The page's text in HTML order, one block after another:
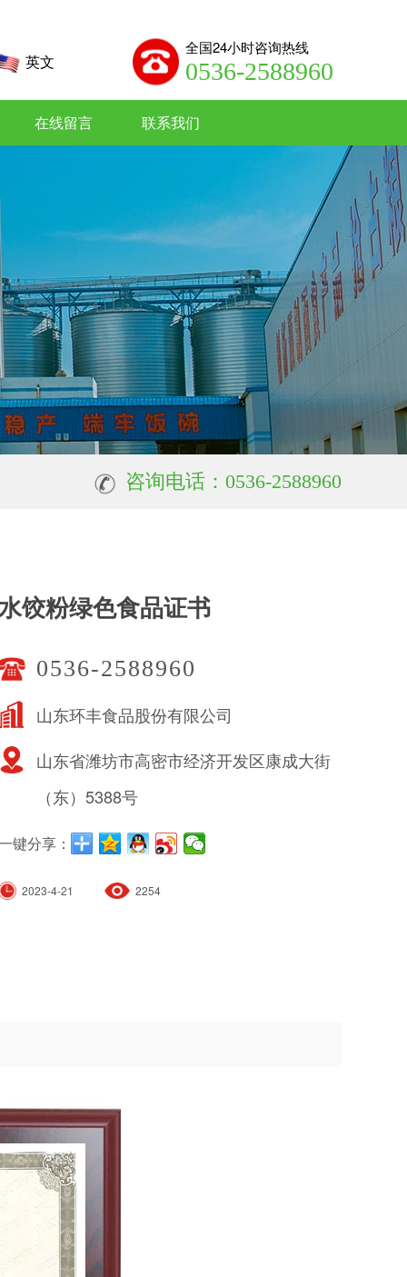
英文
全国24小时咨询热线
0536-2588960
在线留言 联系我们
咨询电话：0536-2588960
饺粉绿色食品证书
0536-2588960
山东环丰食品股份有限公司
山东省潍坊市高密市经济开发区康成大街
（东）5388号
键分享：
2023-4-21 2254